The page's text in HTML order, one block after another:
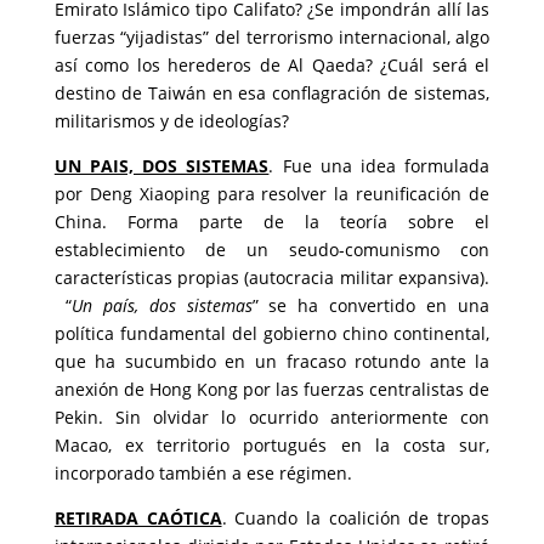
Emirato Islámico tipo Califato? ¿Se impondrán allí las
fuerzas “yijadistas” del terrorismo internacional, algo
así como los herederos de Al Qaeda? ¿Cuál será el
destino de Taiwán en esa conflagración de sistemas,
militarismos y de ideologías?
UN PAIS, DOS SISTEMAS. Fue una idea formulada
por Deng Xiaoping para resolver la reunificación de
China. Forma parte de la teoría sobre el
establecimiento de un seudo-comunismo con
características propias (autocracia militar expansiva).
“Un país, dos sistemas” se ha convertido en una
política fundamental del gobierno chino continental,
que ha sucumbido en un fracaso rotundo ante la
anexión de Hong Kong por las fuerzas centralistas de
Pekin. Sin olvidar lo ocurrido anteriormente con
Macao, ex territorio portugués en la costa sur,
incorporado también a ese régimen.
RETIRADA CAÓTICA. Cuando la coalición de tropas